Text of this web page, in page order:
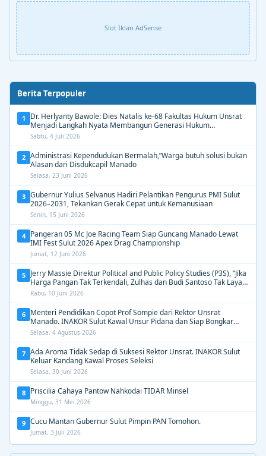
Slot Iklan AdSense
Berita Terpopuler
1
Dr. Herlyanty Bawole: Dies Natalis ke-68 Fakultas Hukum Unsrat
Menjadi Langkah Nyata Membangun Generasi Hukum
Berdampak
Sabtu, 4 Juli 2026
2 Administrasi Kependudukan Bermalah,”Warga butuh solusi bukan
Alasan dari Disdukcapil Manado
Selasa, 23 Juni 2026
3 Gubernur Yulius Selvanus Hadiri Pelantikan Pengurus PMI Sulut
2026–2031, Tekankan Gerak Cepat untuk Kemanusiaan
Senin, 15 Juni 2026
4 Pangeran 05 Mc Joe Racing Team Siap Guncang Manado Lewat
IMI Fest Sulut 2026 Apex Drag Championship
Jumat, 12 Juni 2026
5 Jerry Massie Direktur Political and Public Policy Studies (P3S), “Jika
Harga Pangan Tak Terkendali, Zulhas dan Budi Santoso Tak Layak
Dipertahankan”
Rabu, 10 Juni 2026
6 Menteri Pendidikan Copot Prof Sompie dari Rektor Unsrat
Manado. INAKOR Sulut Kawal Unsur Pidana dan Siap Bongkar
Aroma Busuk di Suksesi Rektor
Selasa, 4 Agustus 2026
7 Ada Aroma Tidak Sedap di Suksesi Rektor Unsrat. INAKOR Sulut
Keluar Kandang Kawal Proses Seleksi
Selasa, 30 Juni 2026
8 Priscilia Cahaya Pantow Nahkodai TIDAR Minsel
Minggu, 31 Mei 2026
9 Cucu Mantan Gubernur Sulut Pimpin PAN Tomohon.
Jumat, 3 Juli 2026